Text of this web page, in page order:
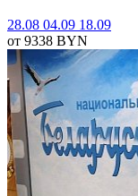
28.08 04.09 18.09
от 9338 BYN